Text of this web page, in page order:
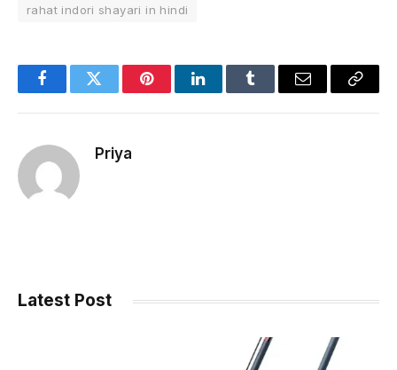
rahat indori shayari in hindi
FacebookTwitter PinterestLinkedInTumblr Email
Copy
Priya
Latest Post